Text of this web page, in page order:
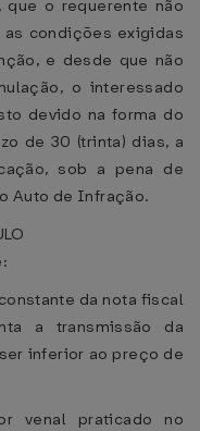
o requerente não
condições exigidas
e desde que não
o interessado
devido na forma do
de 30 (trinta) dias, a
sob a pena de
Auto de Infração.
da nota fiscal
a transmissão da
inferior ao preço de
venal praticado no